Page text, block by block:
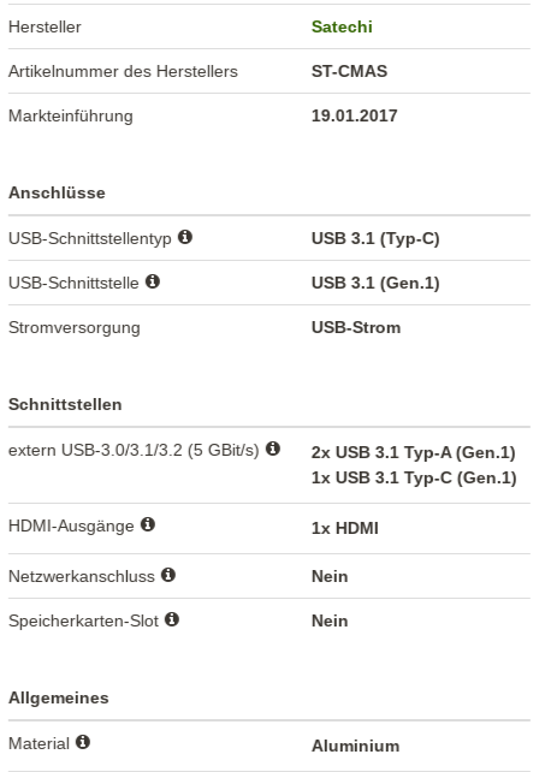
Hersteller Satechi
Artikelnummer des Herstellers ST-CMAS
Markteinführung 19.01.2017
Anschlüsse
USB-Schnittstellentyp USB 3.1 (Typ-C)
USB-Schnittstelle USB 3.1 (Gen.1)
Stromversorgung USB-Strom
Schnittstellen
extern USB-3.0/3.1/3.2 (5 GBit/s)
2x USB 3.1 Typ-A (Gen.1)
1x USB 3.1 Typ-C (Gen.1)
HDMI-Ausgänge 1x HDMI
Netzwerkanschluss Nein
Speicherkarten-Slot Nein
Allgemeines
Material Aluminium